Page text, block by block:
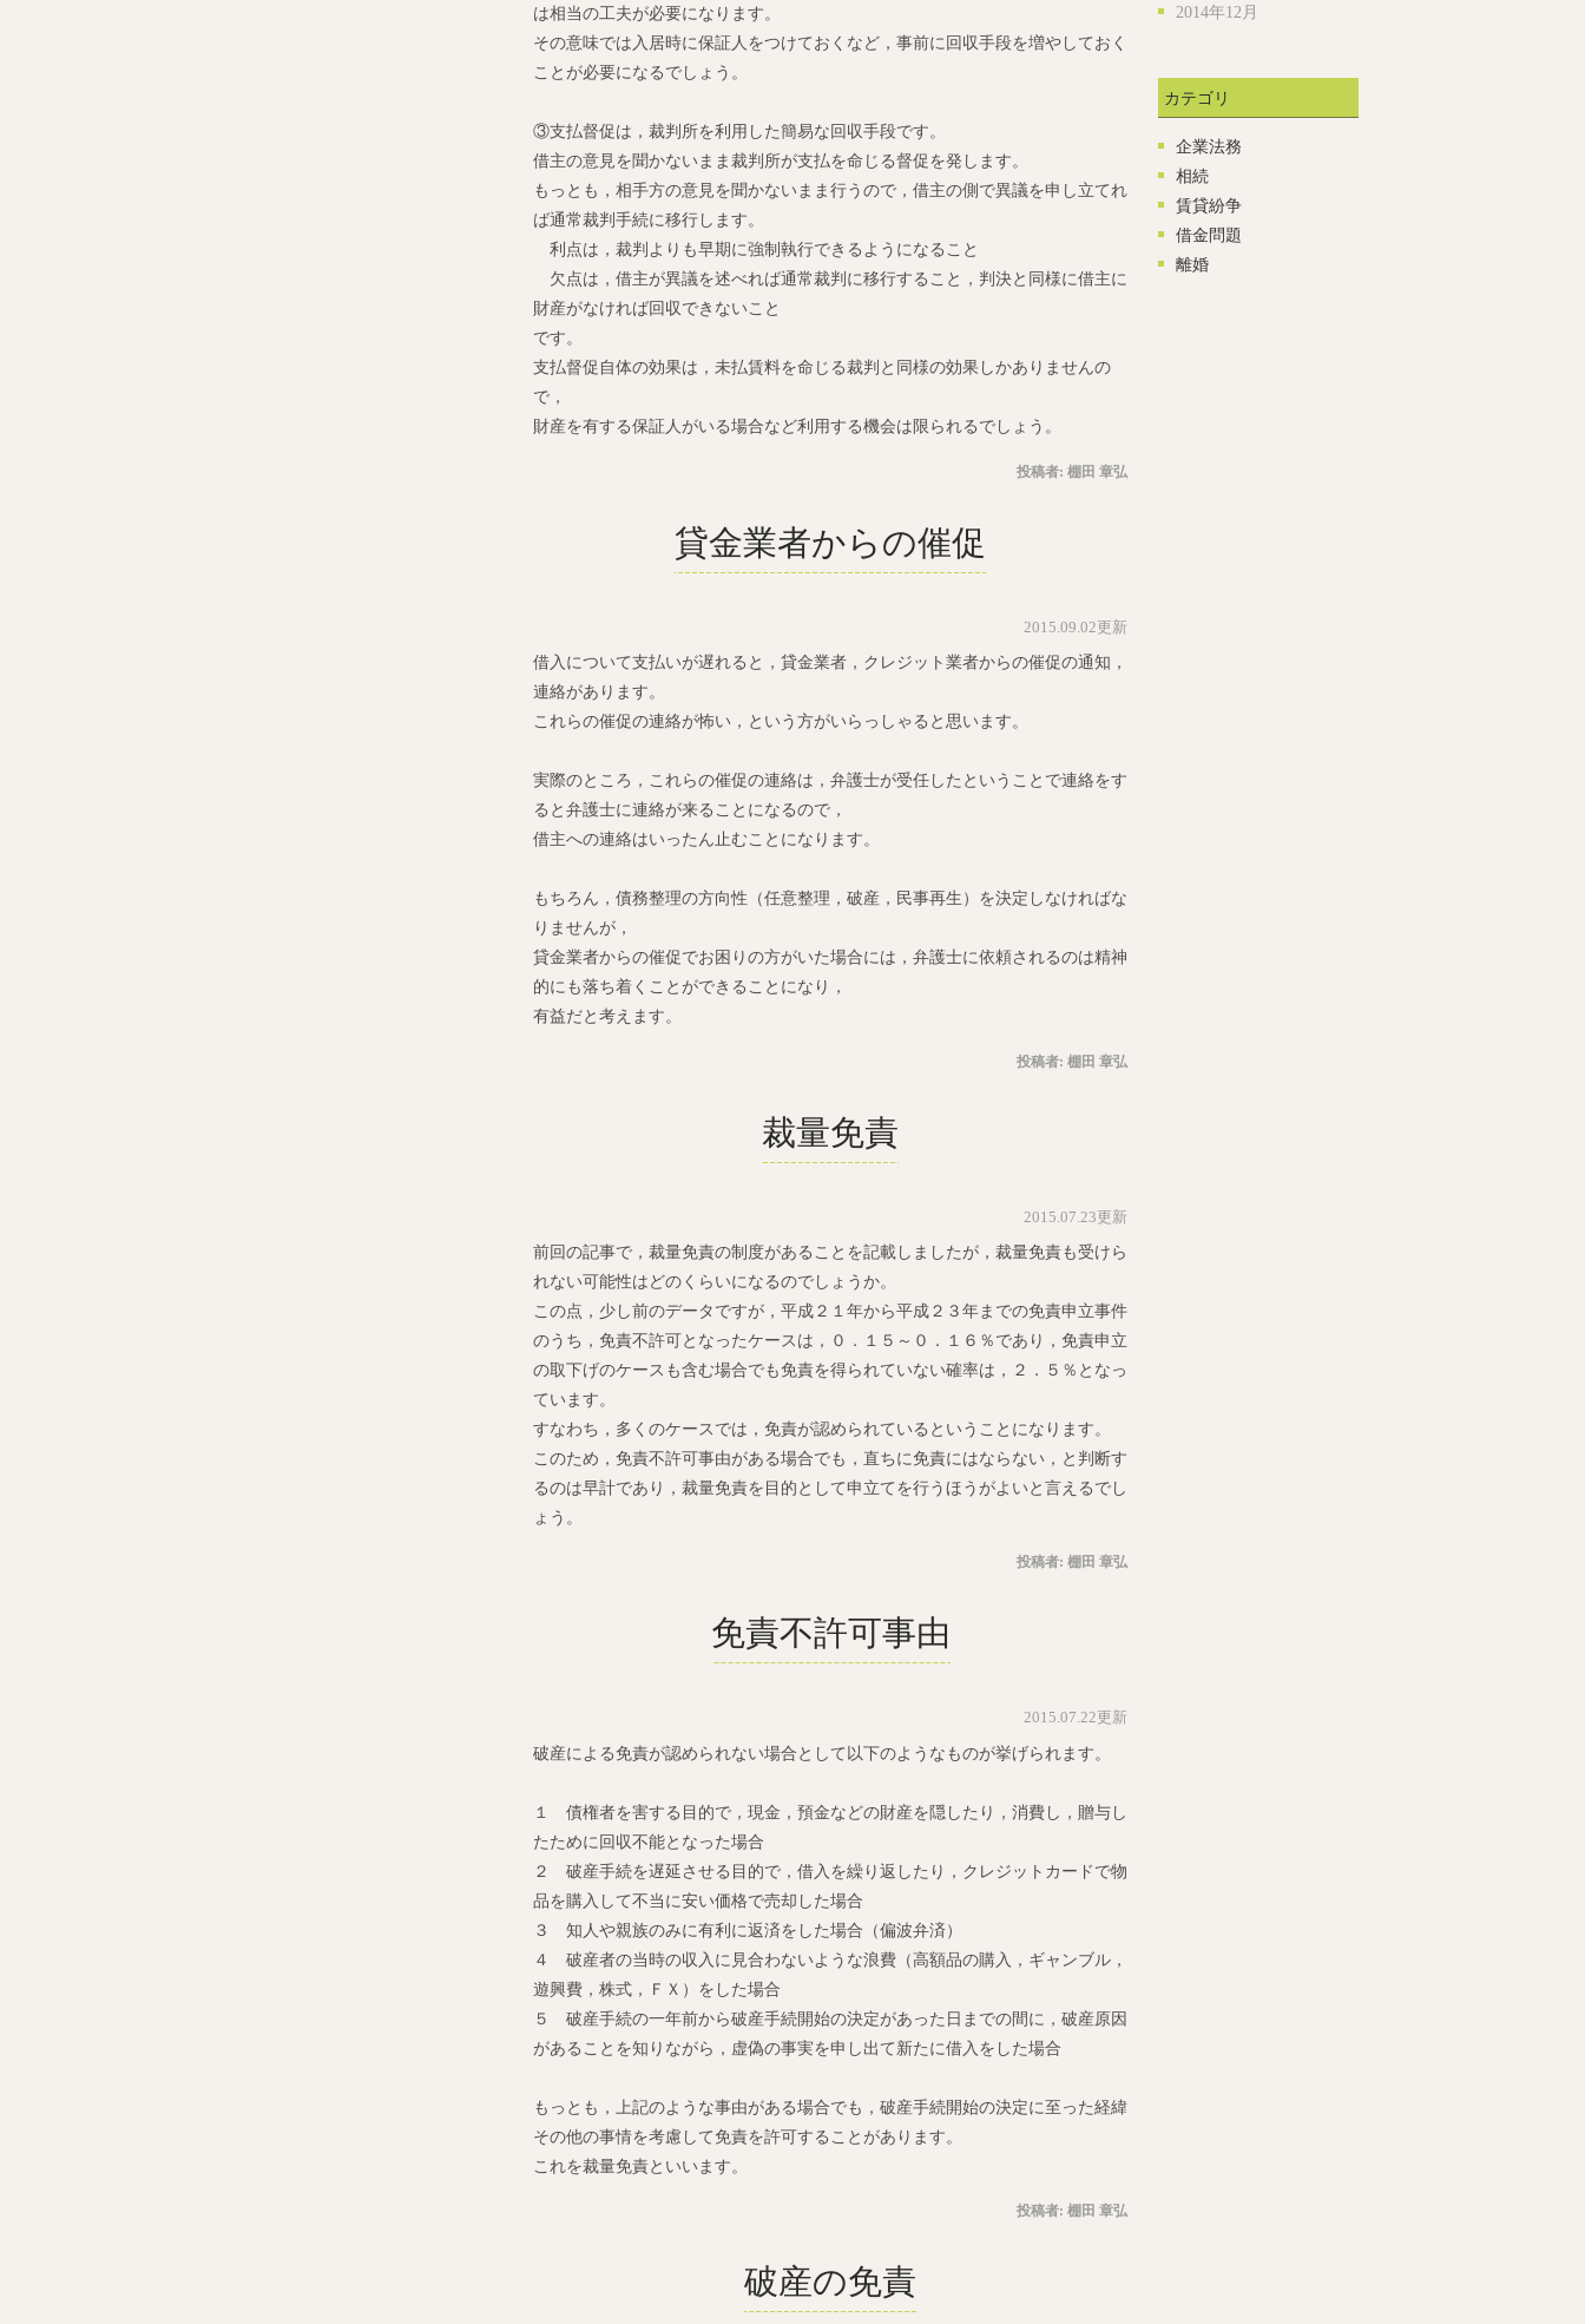
は相当の工夫が必要になります。
その意味では入居時に保証人をつけておくなど，事前に回収手段を増やしておく
ことが必要になるでしょう。
③支払督促は，裁判所を利用した簡易な回収手段です。
借主の意見を聞かないまま裁判所が支払を命じる督促を発します。
もっとも，相手方の意見を聞かないまま行うので，借主の側で異議を申し立てれ
ば通常裁判手続に移行します。
利点は，裁判よりも早期に強制執行できるようになること
欠点は，借主が異議を述べれば通常裁判に移行すること，判決と同様に借主に
財産がなければ回収できないこと
です。
支払督促自体の効果は，未払賃料を命じる裁判と同様の効果しかありませんの
で，
財産を有する保証人がいる場合など利用する機会は限られるでしょう。
投稿者: 棚田 章弘
貸金業者からの催促
2015.09.02更新
借入について支払いが遅れると，貸金業者，クレジット業者からの催促の通知，
連絡があります。
これらの催促の連絡が怖い，という方がいらっしゃると思います。
実際のところ，これらの催促の連絡は，弁護士が受任したということで連絡をす
ると弁護士に連絡が来ることになるので，
借主への連絡はいったん止むことになります。
もちろん，債務整理の方向性（任意整理，破産，民事再生）を決定しなければな
りませんが，
貸金業者からの催促でお困りの方がいた場合には，弁護士に依頼されるのは精神
的にも落ち着くことができることになり，
有益だと考えます。
投稿者: 棚田 章弘
裁量免責
2015.07.23更新
前回の記事で，裁量免責の制度があることを記載しましたが，裁量免責も受けら
れない可能性はどのくらいになるのでしょうか。
この点，少し前のデータですが，平成２１年から平成２３年までの免責申立事件
のうち，免責不許可となったケースは，０．１５～０．１６％であり，免責申立
の取下げのケースも含む場合でも免責を得られていない確率は，２．５％となっ
ています。
すなわち，多くのケースでは，免責が認められているということになります。
このため，免責不許可事由がある場合でも，直ちに免責にはならない，と判断す
るのは早計であり，裁量免責を目的として申立てを行うほうがよいと言えるでし
ょう。
投稿者: 棚田 章弘
免責不許可事由
2015.07.22更新
破産による免責が認められない場合として以下のようなものが挙げられます。
１ 債権者を害する目的で，現金，預金などの財産を隠したり，消費し，贈与し
たために回収不能となった場合
２ 破産手続を遅延させる目的で，借入を繰り返したり，クレジットカードで物
品を購入して不当に安い価格で売却した場合
３ 知人や親族のみに有利に返済をした場合（偏波弁済）
４ 破産者の当時の収入に見合わないような浪費（高額品の購入，ギャンブル，
遊興費，株式，ＦＸ）をした場合
５ 破産手続の一年前から破産手続開始の決定があった日までの間に，破産原因
があることを知りながら，虚偽の事実を申し出て新たに借入をした場合
もっとも，上記のような事由がある場合でも，破産手続開始の決定に至った経緯
その他の事情を考慮して免責を許可することがあります。
これを裁量免責といいます。
投稿者: 棚田 章弘
破産の免責
2014年12月
カテゴリ
企業法務
相続
賃貸紛争
借金問題
離婚